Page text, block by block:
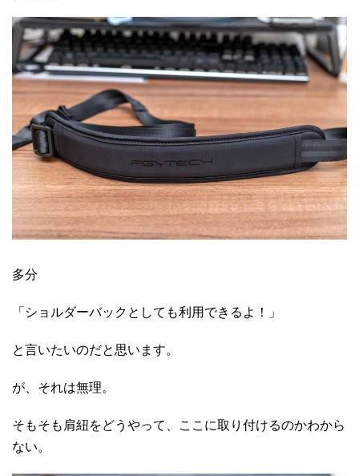
多分
「ショルダーバックとしても利用できるよ！」
と言いたいのだと思います。
が、それは無理。
そもそも肩紐をどうやって、ここに取り付けるのかわから
ない。